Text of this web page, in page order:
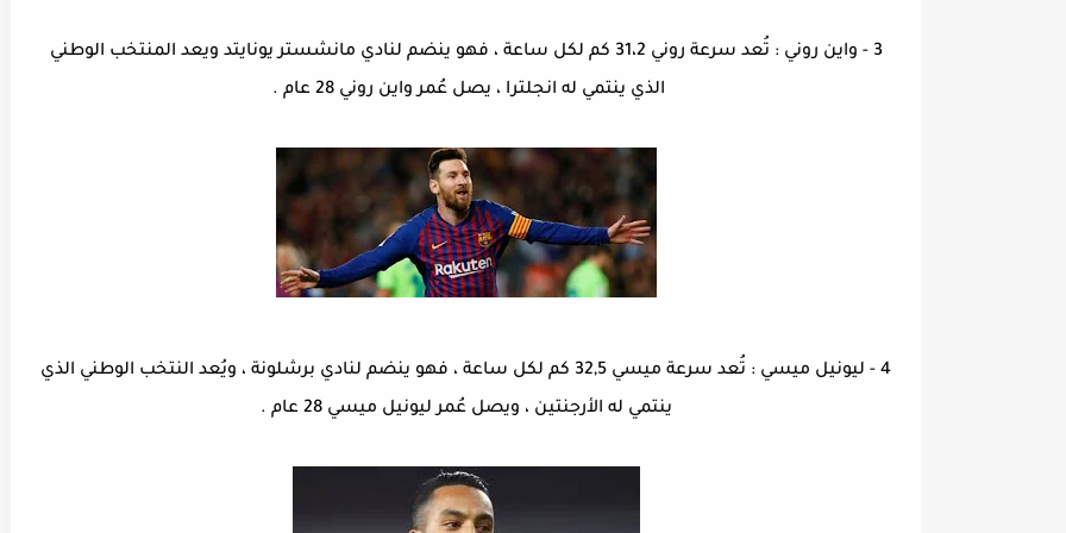
3 - واين روني : تُعد سرعة روني 31،2 كم لكل ساعة ، فهو ينضم لنادي مانشستر يونايتد ويعد المنتخب الوطني
الذي ينتمي له انجلترا ، يصل عُمر واين روني 28 عام .
4 - ليونيل ميسي : تُعد سرعة ميسي 32,5 كم لكل ساعة ، فهو ينضم لنادي برشلونة ، ويُعد النتخب الوطني الذي
ينتمي له الأرجنتين ، ويصل عُمر ليونيل ميسي 28 عام .